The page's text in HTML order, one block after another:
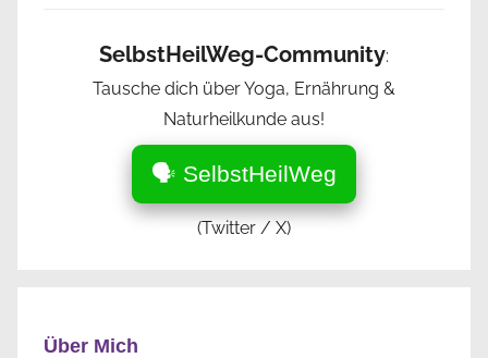
SelbstHeilWeg-Community:
Tausche dich über Yoga, Ernährung &
Naturheilkunde aus!
🗣️ SelbstHeilWeg
(Twitter / X)
Über Mich